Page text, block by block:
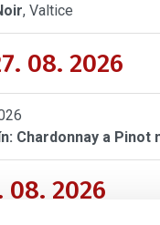
, Valtice
08. 2026
Chardonnay a Pinot
08. 2026